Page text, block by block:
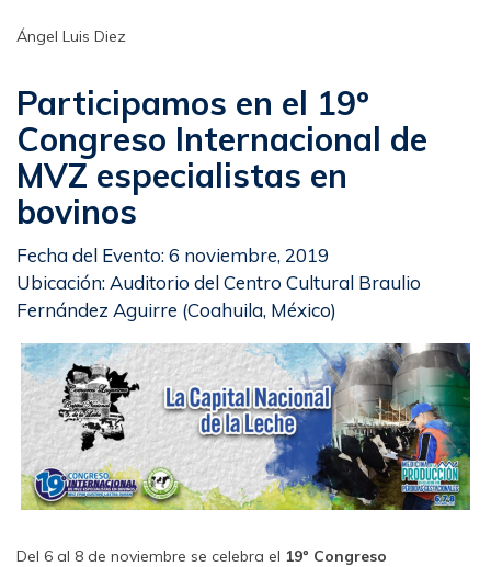
Ángel Luis Diez
Participamos en el 19º
Congreso Internacional de
MVZ especialistas en
bovinos
Fecha del Evento: 6 noviembre, 2019
Ubicación: Auditorio del Centro Cultural Braulio
Fernández Aguirre (Coahuila, México)
Del 6 al 8 de noviembre se celebra el 19º Congreso